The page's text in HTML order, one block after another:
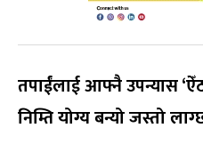
तपाईंलाई आफ्नै उपन्यास
निम्ति योग्य बन्यो जस्तो